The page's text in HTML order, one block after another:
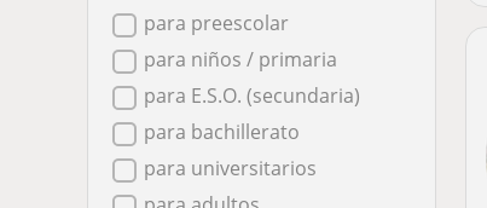
para preescolar
para niños / primaria
para E.S.O. (secundaria)
para bachillerato
para universitarios